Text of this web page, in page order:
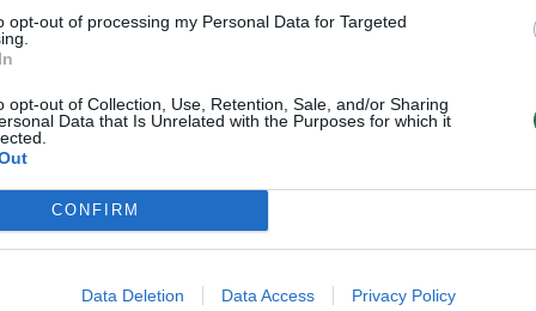
opt-out of processing my Personal Data for Targeted
opt-out of Collection, Use, Retention, Sale, and/or Sharing
Data that Is Unrelated with the Purposes for which it
CONFIRM
Data Deletion Data Access Privacy Policy
00:04:07
trina ir lietuviai: ukrainiečiai
Sąjungą pateks be vizos
NATO paruošė gerą žinią
„Islamo valstybe“
nubalsavo už
dėl Didžiosios Britanijos
oficialiai pareiškė paliekanti ES
Žinios Pasaulis